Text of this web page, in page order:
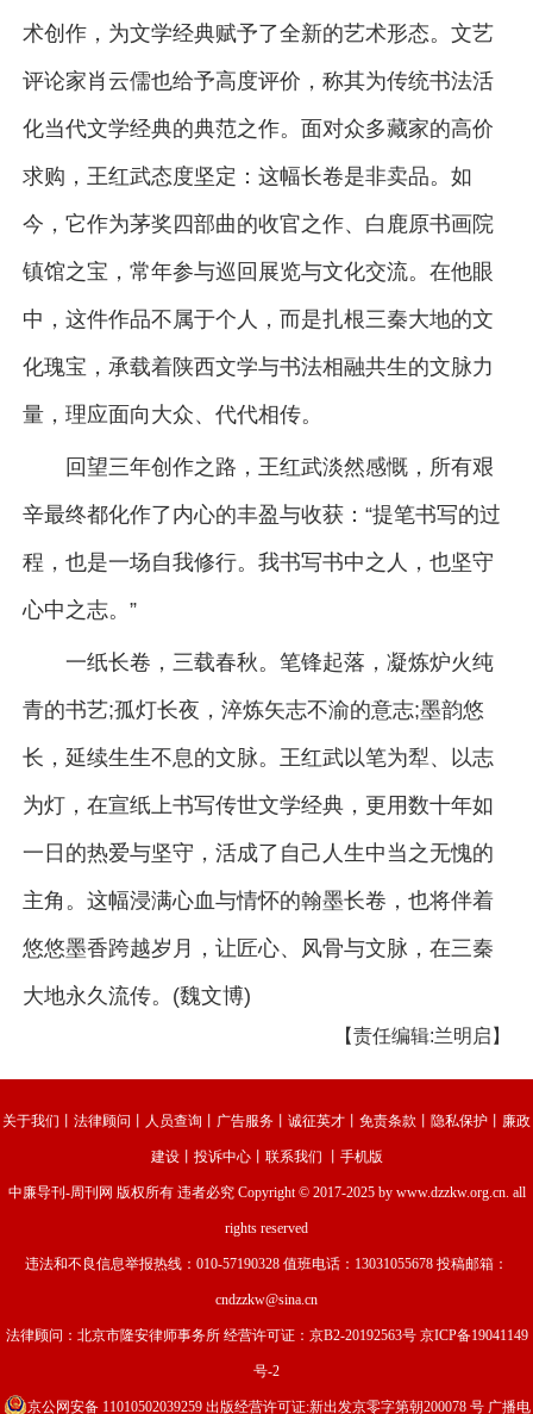
术创作，为文学经典赋予了全新的艺术形态。文艺
评论家肖云儒也给予高度评价，称其为传统书法活
化当代文学经典的典范之作。面对众多藏家的高价
求购，王红武态度坚定：这幅长卷是非卖品。如
今，它作为茅奖四部曲的收官之作、白鹿原书画院
镇馆之宝，常年参与巡回展览与文化交流。在他眼
中，这件作品不属于个人，而是扎根三秦大地的文
化瑰宝，承载着陕西文学与书法相融共生的文脉力
量，理应面向大众、代代相传。
回望三年创作之路，王红武淡然感慨，所有艰
辛最终都化作了内心的丰盈与收获：“提笔书写的过
程，也是一场自我修行。我书写书中之人，也坚守
心中之志。”
一纸长卷，三载春秋。笔锋起落，凝炼炉火纯
青的书艺;孤灯长夜，淬炼矢志不渝的意志;墨韵悠
长，延续生生不息的文脉。王红武以笔为犁、以志
为灯，在宣纸上书写传世文学经典，更用数十年如
一日的热爱与坚守，活成了自己人生中当之无愧的
主角。这幅浸满心血与情怀的翰墨长卷，也将伴着
悠悠墨香跨越岁月，让匠心、风骨与文脉，在三秦
大地永久流传。(魏文博)
【责任编辑:兰明启】
关于我们 法律顾问 人员查询 广告服务 诚征英才 免责条款 隐私保护 廉政
建设丨 投诉中心丨 联系我们 手机版
中廉导刊-周刊网 版权所有 违者必究 Copyright © 2017-2025 by www.dzzkw.org.cn. all
rights reserved
违法和不良信息举报热线：010-57190328 值班电话：13031055678 投稿邮箱：
cndzzkw@sina.cn
法律顾问：北京市隆安律师事务所 经营许可证： 京B2-20192563号 京ICP备19041149
号-2
京公网安备 11010502039259出版经营许可证:新出发京零字第朝200078 号 广播电